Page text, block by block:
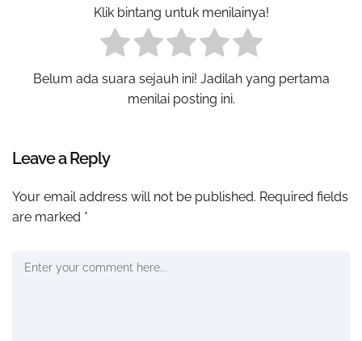
Klik bintang untuk menilainya!
Belum ada suara sejauh ini! Jadilah yang pertama
menilai posting ini.
Leave a Reply
Your email address will not be published. Required fields
are marked *